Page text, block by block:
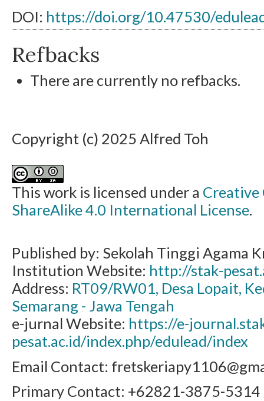
DOI: https://doi.org/10.47530/
Refbacks
There are currently no refbacks.
Copyright (c) 2025 Alfred Toh
This work is licensed under a
ShareAlike 4.0 International License.
Published by: Sekolah Tinggi Agama
Institution Website: http://stak-
Address: RT09/RW01, Desa Lopait,
Semarang - Jawa Tengah
e-jurnal Website: https://e-
pesat.ac.id/index.php/edulead/index
Email Contact:
Primary Contact: +62821-3875-